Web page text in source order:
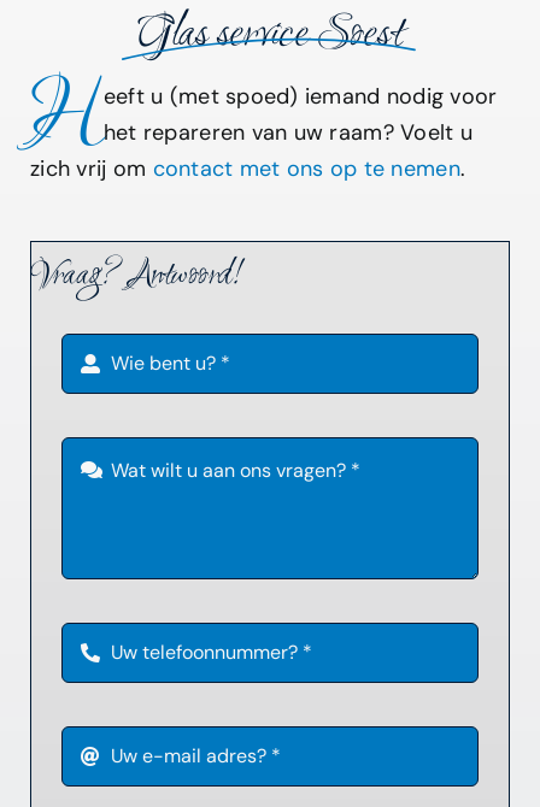
Glas service Soest
H eeft u (met spoed) iemand nodig voor
het repareren van uw raam? Voelt u
zich vrij om contact met ons op te nemen.
Vraag? Antwoord!